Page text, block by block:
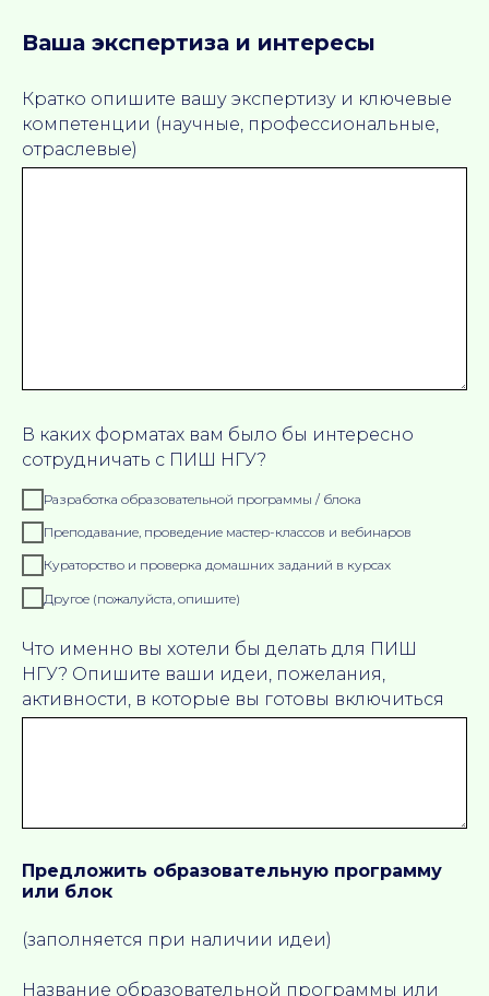
Ваша экспертиза и интересы
Кратко опишите вашу экспертизу и ключевые
компетенции (научные, профессиональные,
отраслевые)
В каких форматах вам было бы интересно
сотрудничать с ПИШ НГУ?
Разработка образовательной программы / блока
Преподавание, проведение мастер-классов и вебинаров
Кураторство и проверка домашних заданий в курсах
Другое (пожалуйста, опишите)
Что именно вы хотели бы делать для ПИШ
НГУ? Опишите ваши идеи, пожелания,
активности, в которые вы готовы включиться
Предложить образовательную программу
или блок
(заполняется при наличии идеи)
Название образовательной программы или